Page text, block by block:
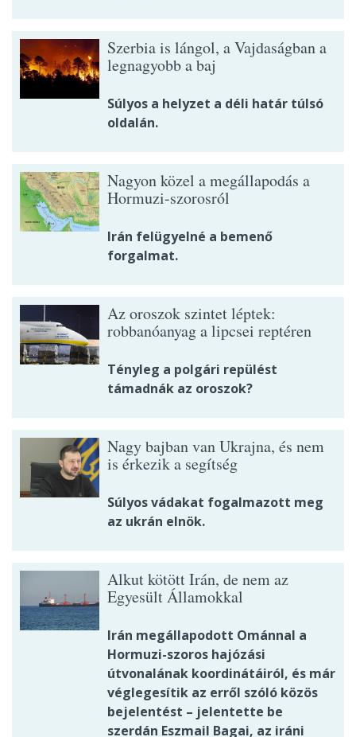
Szerbia is lángol, a Vajdaságban a
legnagyobb a baj
Súlyos a helyzet a déli határ túlsó
oldalán.
Nagyon közel a megállapodás a
Hormuzi-szorosról
Irán felügyelné a bemenő
forgalmat.
Az oroszok szintet léptek:
robbanóanyag a lipcsei reptéren
Tényleg a polgári repülést
támadnák az oroszok?
Nagy bajban van Ukrajna, és nem
is érkezik a segítség
Súlyos vádakat fogalmazott meg
az ukrán elnök.
Alkut kötött Irán, de nem az
Egyesült Államokkal
Irán megállapodott Ománnal a
Hormuzi-szoros hajózási
útvonalának koordinátáiról, és már
véglegesítik az erről szóló közös
bejelentést – jelentette be
szerdán Eszmail Bagai, az iráni